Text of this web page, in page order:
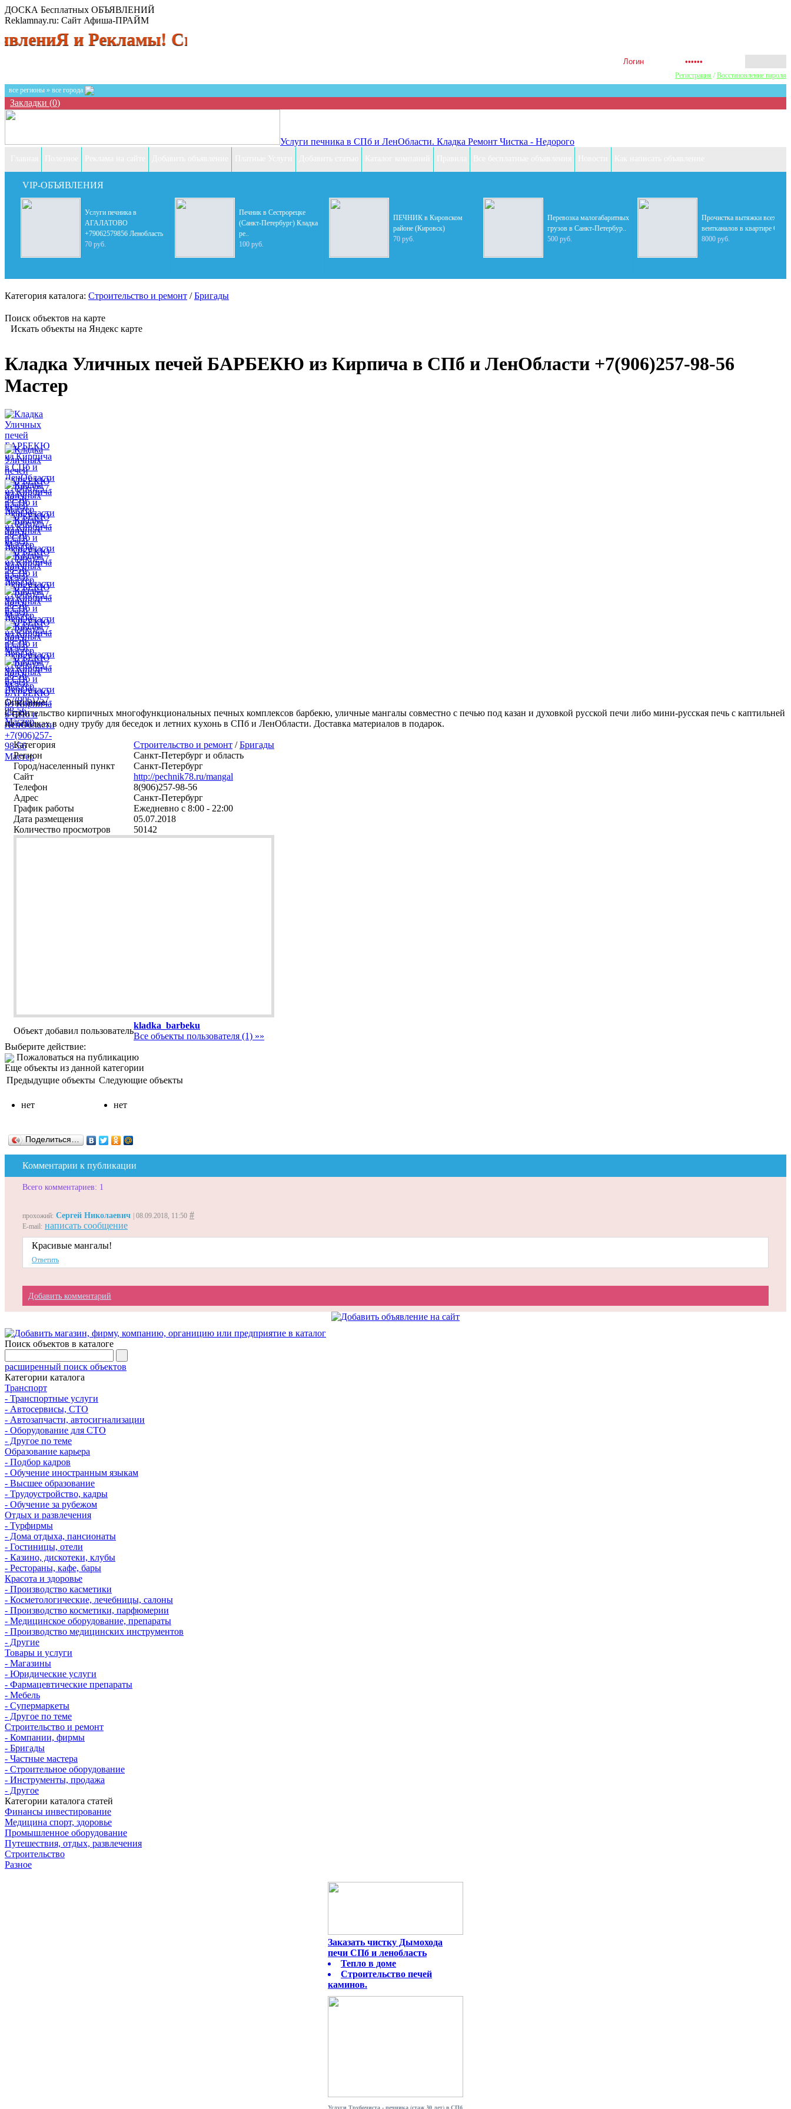
ДОСКА Бесплатных ОБЪЯВЛЕНИЙ
Reklamnay.ru: Сайт Афиша-ПРАЙМ
и Рекламы! Спешите разместить объявление бесплатно! Ты будешь первым! Акции
Регистрация / Восстановление пароля
все регионы » все города
Закладки (0)
Услуги печника в СПб и ЛенОбласти. Кладка Ремонт Чистка - Недорого
VIP-ОБЪЯВЛЕНИЯ
Услуги печника в
АГАЛАТОВО
+79062579856 Ленобласть
70 руб.
Печник в Сестрорецке
(Санкт-Петербург) Кладка
ре..
100 руб.
ПЕЧНИК в Кировском
районе (Кировск)
70 руб.
Перевозка малогабаритных
грузов в Санкт-Петербур..
500 руб.
Прочистка вытяжки всех
вентканалов в квартире Са..
8000 руб.
Категория каталога: Строительство и ремонт /Бригады
Поиск объектов на карте
Искать объекты на Яндекс карте
Кладка Уличных печей БАРБЕКЮ из Кирпича в СПб и ЛенОбласти +7(906)257-98-56
Мастер
Описание:
Строительство кирпичных многофункциональных печных комплексов барбекю, уличные мангалы совместно с печью под казан и духовкой русской печи либо мини-русская печь с каптильней
на опилках в одну трубу для беседок и летних кухонь в СПб и ЛенОбласти. Доставка материалов в подарок.
Категория Строительство и ремонт /Бригады
Регион
Санкт-Петербург и область
Город/населенный пункт
Санкт-Петербург
Сайт
http://pechnik78.ru/mangal
Телефон
8(906)257-98-56
Адрес
Санкт-Петербург
График работы
Ежедневно с 8:00 - 22:00
Дата размещения
05.07.2018
Количество просмотров
50142
Объект добавил пользователь
kladka_barbeku
Все объекты пользователя (1) »»
Выберите действие:
Пожаловаться на публикацию
Еще объекты из данной категории
Предыдущие объекты
нет
Следующие объекты
нет
Поделиться…
Комментарии к публикации
Всего комментариев: 1
прохожий: Сергей Николаевич | 08.09.2018, 11:50 #
E-mail: написать сообщение
Красивые мангалы!
Ответить
Добавить комментарий
Поиск объектов в каталоге
расширенный поиск объектов
Категории каталога
Транспорт
- Транспортные услуги
- Автосервисы, СТО
- Автозапчасти, автосигнализации
- Оборудование для СТО
- Другое по теме
Образование карьера
- Подбор кадров
- Обучение иностранным языкам
- Высшее образование
- Трудоустройство, кадры
- Обучение за рубежом
Отдых и развлечения
- Турфирмы
- Дома отдыха, пансионаты
- Гостиницы, отели
- Казино, дискотеки, клубы
- Рестораны, кафе, бары
Красота и здоровье
- Производство касметики
- Косметологические, лечебницы, салоны
- Производство косметики, парфюмерии
- Медицинское оборудование, препараты
- Производство медицинских инструментов
- Другие
Товары и услуги
- Магазины
- Юридические услуги
- Фармацевтические препараты
- Мебель
- Супермаркеты
- Другое по теме
Строительство и ремонт
- Компании, фирмы
- Бригады
- Частные мастера
- Строительное оборудование
- Инструменты, продажа
- Другое
Категории каталога статей
Финансы инвестирование
Медицина спорт, здоровье
Промышленное оборудование
Путешествия, отдых, развлечения
Строительство
Разное
Заказать чистку Дымохода
печи СПб и ленобласть
Тепло в доме
Строительство печей
каминов.